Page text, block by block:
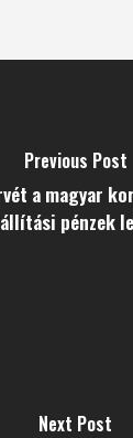
Previous Post
a magyar
pénzek
Next Post